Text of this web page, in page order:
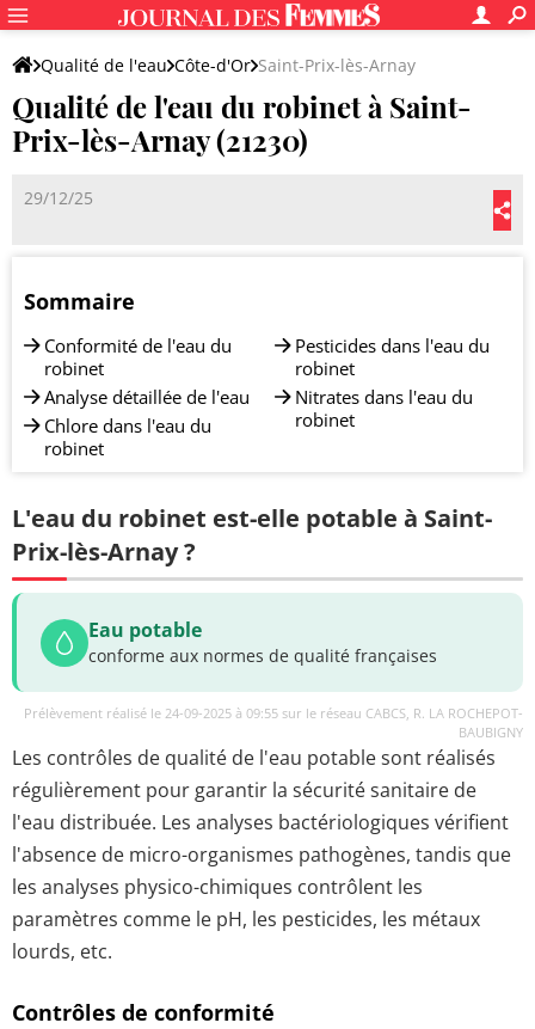
Qualité de l'eau Côte-d'Or Saint-Prix-lès-Arnay
Qualité de l'eau du robinet à Saint-
Prix-lès-Arnay (21230)
29/12/25
Sommaire
Conformité de l'eau du
robinet
Analyse détaillée de l'eau
Chlore dans l'eau du
robinet
Pesticides dans l'eau du
robinet
Nitrates dans l'eau du
robinet
L'eau du robinet est-elle potable à Saint-
Prix-lès-Arnay ?
Eau potable
conforme aux normes de qualité françaises
Prélèvement réalisé le 24-09-2025 à 09:55 sur le réseau CABCS, R. LA ROCHEPOT-
BAUBIGNY
Les contrôles de qualité de l'eau potable sont réalisés
régulièrement pour garantir la sécurité sanitaire de
l'eau distribuée. Les analyses bactériologiques vérifient
l'absence de micro-organismes pathogènes, tandis que
les analyses physico-chimiques contrôlent les
paramètres comme le pH, les pesticides, les métaux
lourds, etc.
Contrôles de conformité